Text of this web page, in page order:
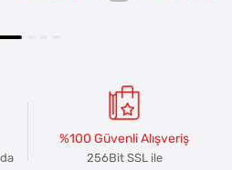
%100 Güvenli Alışveriş
256Bit SSL ile